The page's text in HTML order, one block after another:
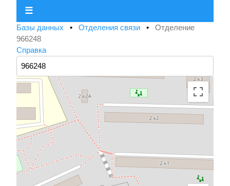
☰
Базы данных • Отделения связи • Отделение
966248
Справка